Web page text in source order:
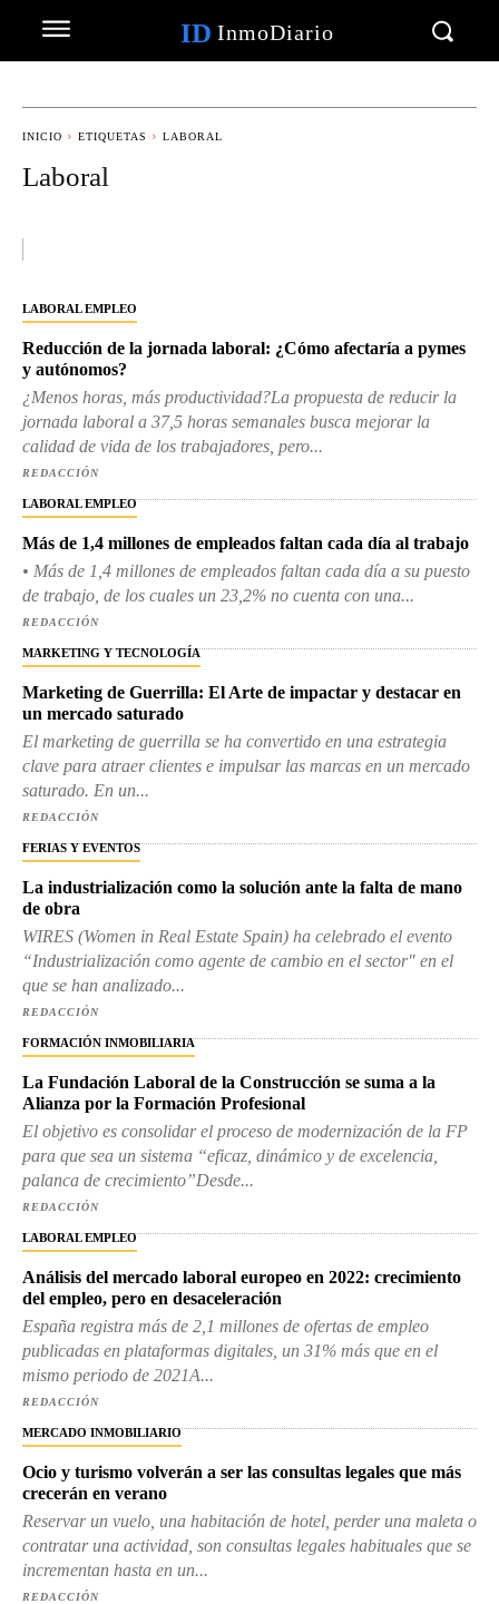
ID InmoDiario
INICIO ETIQUETAS LABORAL
Laboral
LABORAL EMPLEO
Reducción de la jornada laboral: ¿Cómo afectaría a pymes
y autónomos?
¿Menos horas, más productividad?La propuesta de reducir la
jornada laboral a 37,5 horas semanales busca mejorar la
calidad de vida de los trabajadores, pero...
REDACCIÓN
LABORAL EMPLEO
Más de 1,4 millones de empleados faltan cada día al trabajo
• Más de 1,4 millones de empleados faltan cada día a su puesto
de trabajo, de los cuales un 23,2% no cuenta con una...
REDACCIÓN
MARKETING Y TECNOLOGÍA
Marketing de Guerrilla: El Arte de impactar y destacar en
un mercado saturado
El marketing de guerrilla se ha convertido en una estrategia
clave para atraer clientes e impulsar las marcas en un mercado
saturado. En un...
REDACCIÓN
FERIAS Y EVENTOS
La industrialización como la solución ante la falta de mano
de obra
WIRES (Women in Real Estate Spain) ha celebrado el evento
“Industrialización como agente de cambio en el sector" en el
que se han analizado...
REDACCIÓN
FORMACIÓN INMOBILIARIA
La Fundación Laboral de la Construcción se suma a la
Alianza por la Formación Profesional
El objetivo es consolidar el proceso de modernización de la FP
para que sea un sistema “eficaz, dinámico y de excelencia,
palanca de crecimiento”Desde...
REDACCIÓN
LABORAL EMPLEO
Análisis del mercado laboral europeo en 2022: crecimiento
del empleo, pero en desaceleración
España registra más de 2,1 millones de ofertas de empleo
publicadas en plataformas digitales, un 31% más que en el
mismo periodo de 2021A...
REDACCIÓN
MERCADO INMOBILIARIO
Ocio y turismo volverán a ser las consultas legales que más
crecerán en verano
Reservar un vuelo, una habitación de hotel, perder una maleta o
contratar una actividad, son consultas legales habituales que se
incrementan hasta en un...
REDACCIÓN